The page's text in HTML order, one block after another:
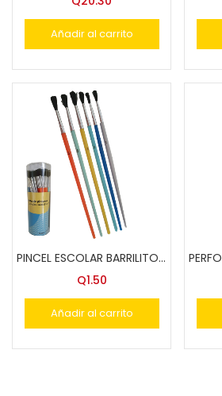
Añadir al carrito
PINCEL ESCOLAR BARRILITO KPE6 2457
Q1.50
Añadir al carrito